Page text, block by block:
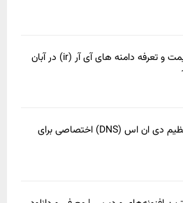
افزایش قیمت و تعرفه دامنه های آی آر (ir) در آبان
آموزش تنظیم دی ان اس (DNS) اختصاصی برای